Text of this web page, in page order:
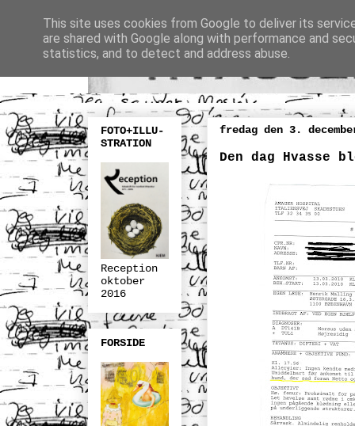
fredag den 3.
Den dag Hvasse
FOTO+ILLU-
STRATION
Reception
oktober
2016
FORSIDE
This site uses cookies from Google to deliver its
are shared with Google along with performance and
statistics, and to detect and address abuse.